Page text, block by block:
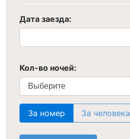
Дата заезда:
Кол-во ночей:
За номер За человека